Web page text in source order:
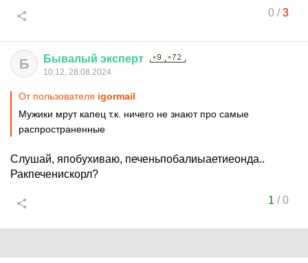
0/3
Б Бывалый эксперт
10:12, 28.08.2024
От пользователя igormail
Мужики мрут капец т.к. ничего не знают про самые
распространенные
Слушай, япобухиваю, печеньпобалиыаетиеонда..
Ракпеченискорл?
1 /0